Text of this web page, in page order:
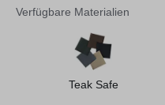
Verfügbare Materialien
Teak Safe